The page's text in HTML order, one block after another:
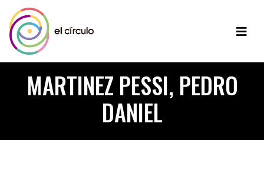
MARTINEZ PESSI, PEDRO
DANIEL